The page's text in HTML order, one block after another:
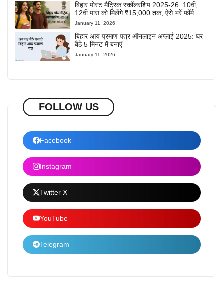
बिहार पोस्ट मैट्रिक स्कॉलरशिप 2025-26: 10वीं,
12वीं पास को मिलेंगे ₹15,000 तक, ऐसे भरें फॉर्म
January 11, 2026
बिहार आय प्रमाण पत्र ऑनलाइन अप्लाई 2025: घर
बैठे 5 मिनट में बनाएं
January 11, 2026
FOLLOW US
Facebook
Instagram
Twitter X
YouTube
Telegram